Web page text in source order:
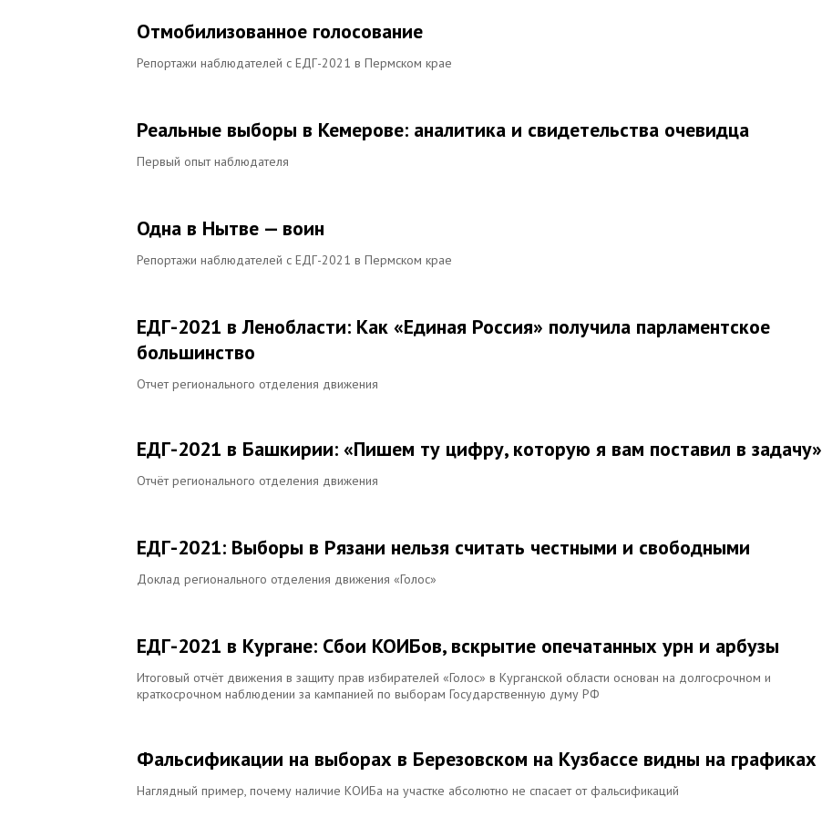
Отмобилизованное голосование
Репортажи наблюдателей с ЕДГ-2021 в Пермском крае
Реальные выборы в Кемерове: аналитика и свидетельства очевидца
Первый опыт наблюдателя
Одна в Нытве — воин
Репортажи наблюдателей с ЕДГ-2021 в Пермском крае
ЕДГ-2021 в Ленобласти: Как «Единая Россия» получила парламентское
большинство
Отчет регионального отделения движения
ЕДГ-2021 в Башкирии: «Пишем ту цифру, которую я вам поставил в задачу»
Отчёт регионального отделения движения
ЕДГ-2021: Выборы в Рязани нельзя считать честными и свободными
Доклад регионального отделения движения «Голос»
ЕДГ-2021 в Кургане: Сбои КОИБов, вскрытие опечатанных урн и арбузы
Итоговый отчёт движения в защиту прав избирателей «Голос» в Курганской области основан на долгосрочном и
краткосрочном наблюдении за кампанией по выборам Государственную думу РФ
Фальсификации на выборах в Березовском на Кузбассе видны на графиках
Наглядный пример, почему наличие КОИБа на участке абсолютно не спасает от фальсификаций